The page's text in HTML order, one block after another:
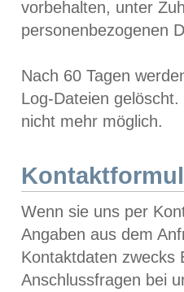
vorbehalten, unter
personenbezogenen
Nach 60 Tagen
Log-Dateien
nicht mehr möglich.
Wenn sie uns per
Angaben aus dem
Kontaktdaten zwecks
Anschlussfragen bei